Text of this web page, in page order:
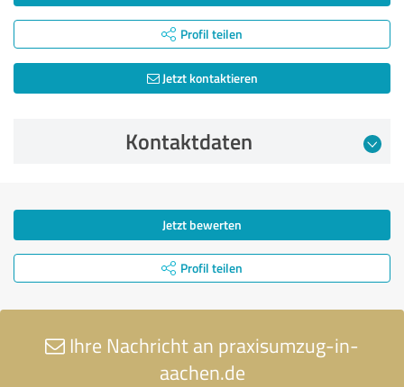
Profil teilen
Jetzt kontaktieren
Kontaktdaten
Jetzt bewerten
Profil teilen
Ihre Nachricht an praxisumzug-in-
aachen.de